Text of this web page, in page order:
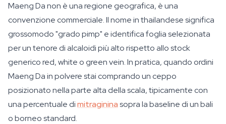
Maeng Da non è una regione geografica, è una
convenzione commerciale. Il nome in thailandese significa
grossomodo "grado pimp" e identifica foglia selezionata
per un tenore di alcaloidi più alto rispetto allo stock
generico red, white o green vein. In pratica, quando ordini
Maeng Da in polvere stai comprando un ceppo
posizionato nella parte alta della scala, tipicamente con
una percentuale dimitragininasopra la baseline di un bali
o borneo standard.